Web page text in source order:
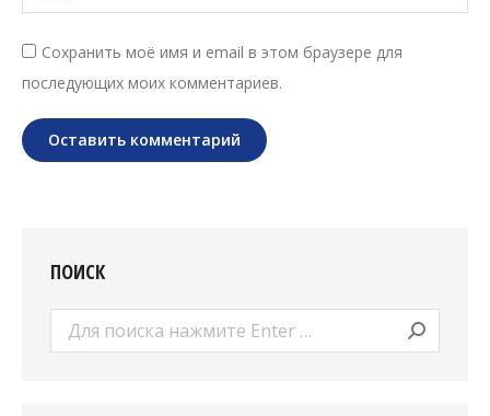
Сохранить моё имя и email в этом браузере для
последующих моих комментариев.
Оставить комментарий
ПОИСК
Поиск: